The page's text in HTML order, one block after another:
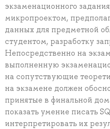
экзаменационного
микропроектом,
данных для предметной
студентом, разработку
Непосредственно на
выполненную
на сопутствующие
на экзамене должен
принятые в финальной
показать умение писать
интерпретировать их